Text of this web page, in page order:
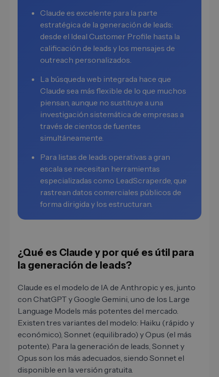
Claude es excelente para la parte
estratégica de la generación de leads:
desde el Ideal Customer Profile hasta la
calificación de leads y los mensajes de
outreach personalizados.
La búsqueda web integrada hace que
Claude sea más flexible de lo que muchos
piensan, aunque no sustituye a una
investigación sistemática de empresas a
través de cientos de fuentes
simultáneamente.
Para listas de leads operativas a gran
escala se necesitan herramientas
especializadas como LeadScraper.de, que
rastrean datos comerciales públicos de
forma dirigida y los estructuran.
¿Qué es Claude y por qué es útil para
la generación de leads?
Claude es el modelo de IA de Anthropic y es, junto
con ChatGPT y Google Gemini, uno de los Large
Language Models más potentes del mercado.
Existen tres variantes del modelo: Haiku (rápido y
económico), Sonnet (equilibrado) y Opus (el más
potente). Para la generación de leads, Sonnet y
Opus son los más adecuados, siendo Sonnet el
disponible en la versión gratuita.